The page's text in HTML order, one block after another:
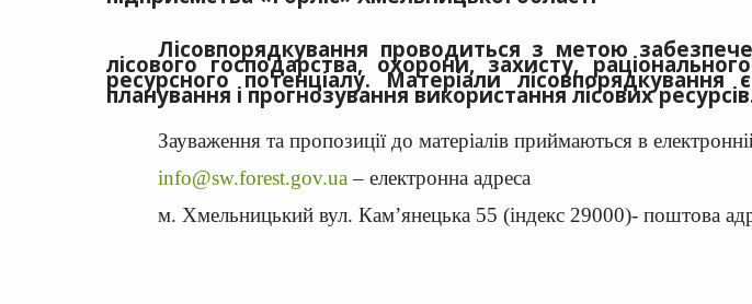
Лісовпорядкування проводиться з метою
лісового господарства, охорони, захисту,
ресурсного потенціалу. Матеріали
планування і прогнозування використання лісових
Зауваження та пропозиції до матеріалів приймаються в
info@sw.forest.gov.ua– електронна адреса
м. Хмельницький вул. Кам’янецька 55 (індекс 29000)- поштова